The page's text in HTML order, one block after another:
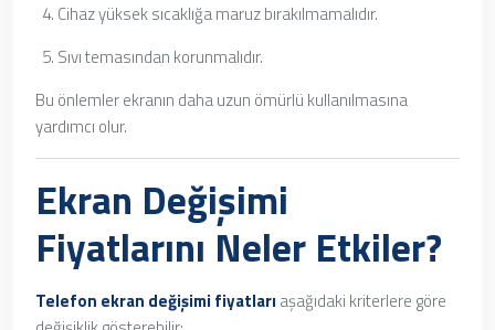
Cihaz yüksek sıcaklığa maruz bırakılmamalıdır.
Sıvı temasından korunmalıdır.
Bu önlemler ekranın daha uzun ömürlü kullanılmasına
yardımcı olur.
Ekran Değişimi
Fiyatlarını Neler Etkiler?
Telefon ekran değişimi fiyatları aşağıdaki kriterlere göre